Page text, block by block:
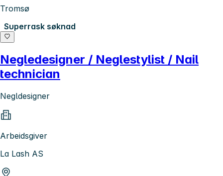
Tromsø
Superrask søknad
Negledesigner / Neglestylist / Nail
technician
Negldesigner
Arbeidsgiver
La Lash AS